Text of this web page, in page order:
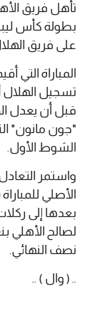
تأهل فريق
بطولة كأس
على فريق
المباراة
تسجيل الهلال
قبل أن يعدل
الشوط الأول.
واستمر
بعدها إلى
نصف النهائي.
.. ( وال ) ..